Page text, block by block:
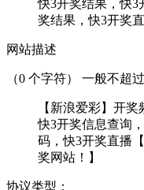
快3开奖结果，快3
奖结果，快3开奖
网站描述
（0 个字符） 一般不超
【新浪爱彩】开
快3开奖信息查询
码，快3开奖直播
奖网站！】
协议类型：